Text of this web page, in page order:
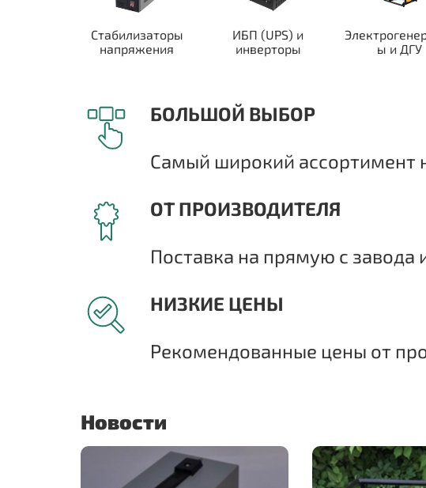
Стабилизаторы
напряжения
ИБП (UPS) и
инверторы
ы и ДГУ
БОЛЬШОЙ ВЫБОР
Самый широкий ассортимент
ОТ ПРОИЗВОДИТЕЛЯ
Поставка на прямую с завода
НИЗКИЕ ЦЕНЫ
Рекомендованные цены от
Новости